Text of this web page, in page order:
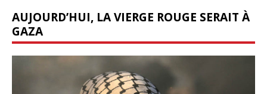
AUJOURD’HUI, LA VIERGE ROUGE SERAIT À
GAZA